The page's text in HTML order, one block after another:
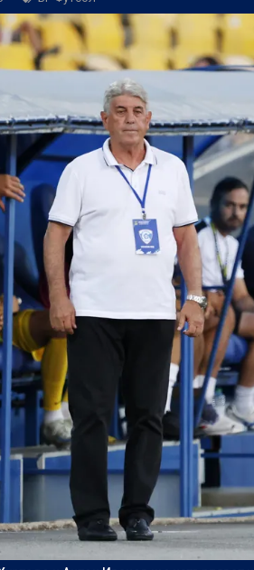
Веласкес: Очаква ни труден мач
футбол:Официално: Реал (Мадрид)